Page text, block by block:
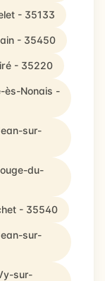
- 35133
- 35450
- 35220
ès-Nonais -
sur-
du-
- 35540
sur-
sur-